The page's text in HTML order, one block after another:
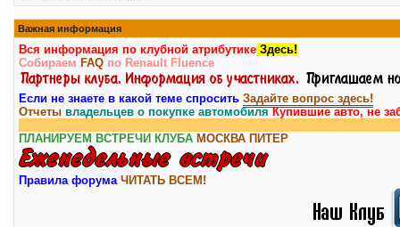
Важная информация
Вся информация по клубной атрибутике Здесь!
Собираем FAQ по Renault Fluence
Если не знаете в какой теме спросить Задайте вопрос здесь!
Отчеты владельцев о покупке автомобиляКупившие авто, не
ПЛАНИРУЕМ ВСТРЕЧИ КЛУБА МОСКВА ПИТЕР
Правила форума ЧИТАТЬ ВСЕМ!